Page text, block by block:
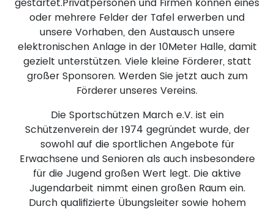
oder mehrere Felder der Tafel erwerben und
unsere Vorhaben, den Austausch unsere
elektronischen Anlage in der 10Meter Halle, damit
gezielt unterstützen. Viele kleine Förderer, statt
großer Sponsoren. Werden Sie jetzt auch zum
Förderer unseres Vereins.
Die Sportschützen March e.V. ist ein
Schützenverein der 1974 gegründet wurde, der
sowohl auf die sportlichen Angebote für
Erwachsene und Senioren als auch insbesondere
für die Jugend großen Wert legt. Die aktive
Jugendarbeit nimmt einen großen Raum ein.
Durch qualifizierte Übungsleiter sowie hohem